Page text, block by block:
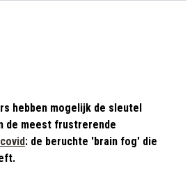
hebben mogelijk de sleutel
de meest frustrerende
covid: de beruchte 'brain fog' die